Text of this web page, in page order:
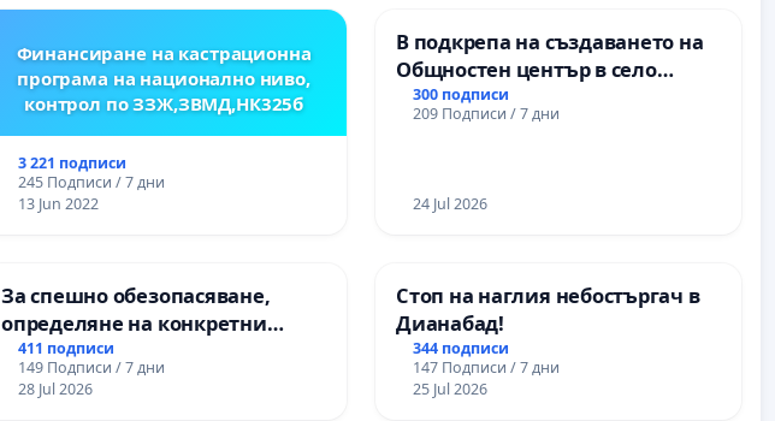
Финансиране на кастрационна
програма на национално ниво,
контрол по ЗЗЖ,ЗВМД,НК325б
3 221 подписи
245 Подписи / 7 дни
13 Jun 2022
В подкрепа на създаването на
Общностен център в село
Църква
300 подписи
209 Подписи / 7 дни
24 Jul 2026
За спешно обезопасяване,
определяне на конкретни
срокове и извършване на
цялостна рехабилитация на
републиканския път между
411 подписи
149 Подписи / 7 дни
28 Jul 2026
Стоп на наглия небостъргач в
Дианабад!
344 подписи
147 Подписи / 7 дни
25 Jul 2026